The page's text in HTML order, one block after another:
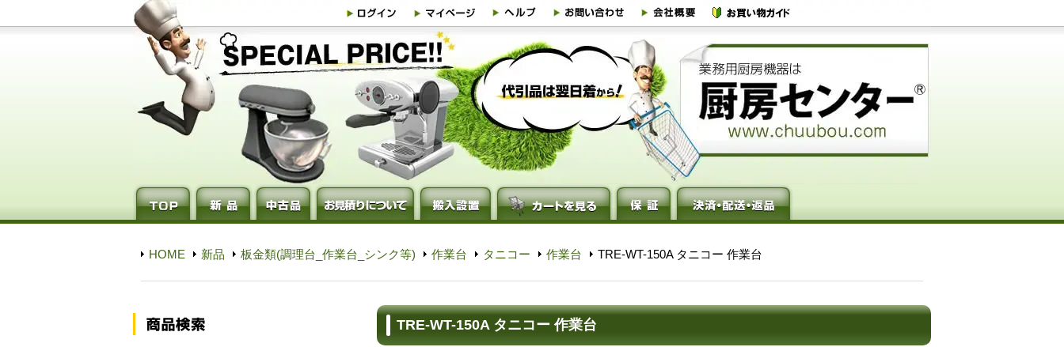
HOME 新品 板金類(調理台_作業台_シンク等) 作業台 タニコー 作業台 TRE-WT-150A タニコー 作業台
TRE-WT-150A タニコー 作業台